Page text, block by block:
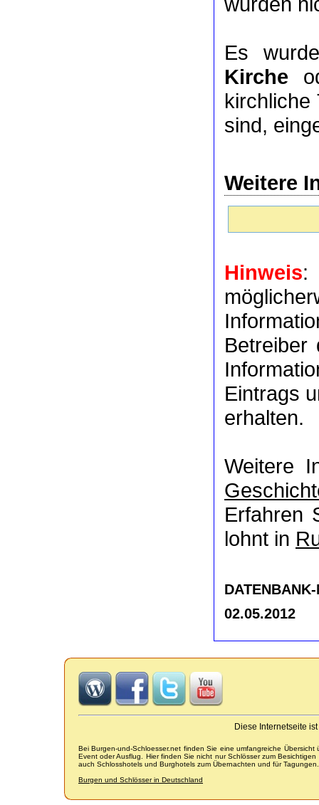
Es
Kirche
kirchliche
sind,
Weitere
Hinweis:
Eintrags
erhalten.
Weitere
Erfahren
lohnt in
02.05.2012
Diese Internetseite
Bei Burgen-und-Schloesser.net finden Sie eine umfangreiche
Event oder Ausflug. Hier finden Sie nicht nur Schlösser zum
auch Schlosshotels und Burghotels zum Übernachten und für Tagungen.
Burgen und Schlösser in Deutschland